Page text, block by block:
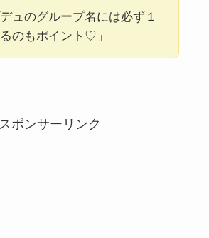
デュのグループ名には必ず１
のもポイント♡」
スポンサーリンク